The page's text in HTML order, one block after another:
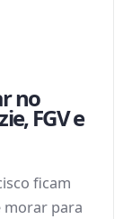
no
FGV e
ficam
morar para